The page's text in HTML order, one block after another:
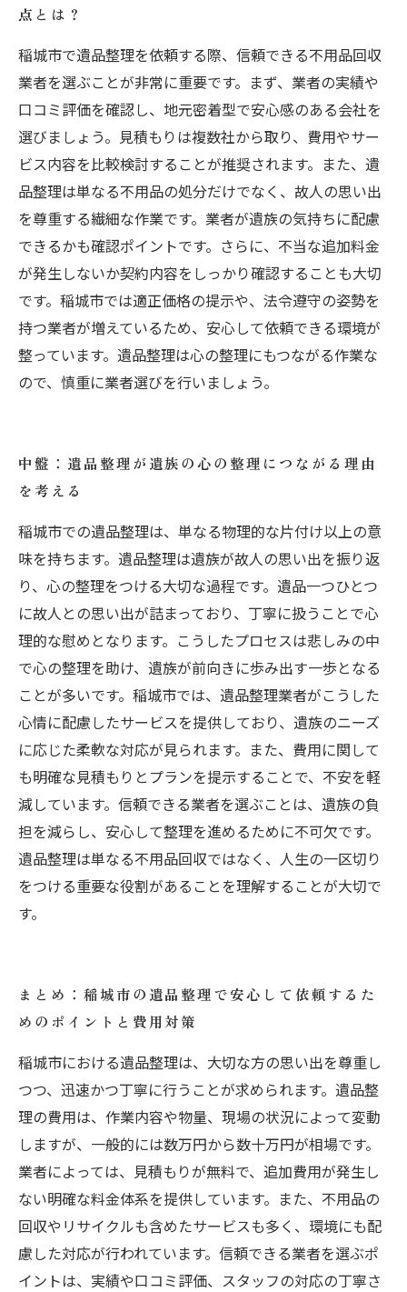
点とは？
稲城市で遺品整理を依頼する際、信頼できる不用品回収
業者を選ぶことが非常に重要です。まず、業者の実績や
口コミ評価を確認し、地元密着型で安心感のある会社を
選びましょう。見積もりは複数社から取り、費用やサー
ビス内容を比較検討することが推奨されます。また、遺
品整理は単なる不用品の処分だけでなく、故人の思い出
を尊重する繊細な作業です。業者が遺族の気持ちに配慮
できるかも確認ポイントです。さらに、不当な追加料金
が発生しないか契約内容をしっかり確認することも大切
です。稲城市では適正価格の提示や、法令遵守の姿勢を
持つ業者が増えているため、安心して依頼できる環境が
整っています。遺品整理は心の整理にもつながる作業な
ので、慎重に業者選びを行いましょう。
中盤：遺品整理が遺族の心の整理につながる理由
を考える
稲城市での遺品整理は、単なる物理的な片付け以上の意
味を持ちます。遺品整理は遺族が故人の思い出を振り返
り、心の整理をつける大切な過程です。遺品一つひとつ
に故人との思い出が詰まっており、丁寧に扱うことで心
理的な慰めとなります。こうしたプロセスは悲しみの中
で心の整理を助け、遺族が前向きに歩み出す一歩となる
ことが多いです。稲城市では、遺品整理業者がこうした
心情に配慮したサービスを提供しており、遺族のニーズ
に応じた柔軟な対応が見られます。また、費用に関して
も明確な見積もりとプランを提示することで、不安を軽
減しています。信頼できる業者を選ぶことは、遺族の負
担を減らし、安心して整理を進めるために不可欠です。
遺品整理は単なる不用品回収ではなく、人生の一区切り
をつける重要な役割があることを理解することが大切で
す。
まとめ：稲城市の遺品整理で安心して依頼するた
めのポイントと費用対策
稲城市における遺品整理は、大切な方の思い出を尊重し
つつ、迅速かつ丁寧に行うことが求められます。遺品整
理の費用は、作業内容や物量、現場の状況によって変動
しますが、一般的には数万円から数十万円が相場です。
業者によっては、見積もりが無料で、追加費用が発生し
ない明確な料金体系を提供しています。また、不用品の
回収やリサイクルも含めたサービスも多く、環境にも配
慮した対応が行われています。信頼できる業者を選ぶポ
イントは、実績や口コミ評価、スタッフの対応の丁寧さ